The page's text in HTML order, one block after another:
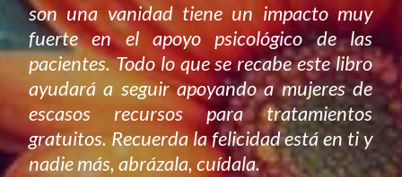
son una vanidad tiene un impacto muy
fuerte en el apoyo psicológico de las
pacientes. Todo lo que se recabe este libro
ayudará a seguir apoyando a mujeres de
escasos recursos para tratamientos
gratuitos. Recuerda la felicidad está en ti y
nadie más, abrázala, cuídala.